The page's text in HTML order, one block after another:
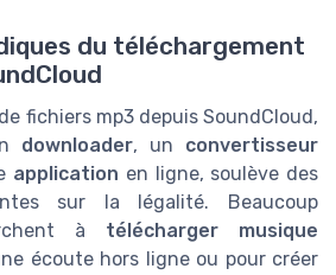
du téléchargement
fichiers mp3 depuis SoundCloud,
downloader, un convertisseur
application en ligne, soulève des
sur la légalité. Beaucoup
à télécharger musique
écoute hors ligne ou pour créer